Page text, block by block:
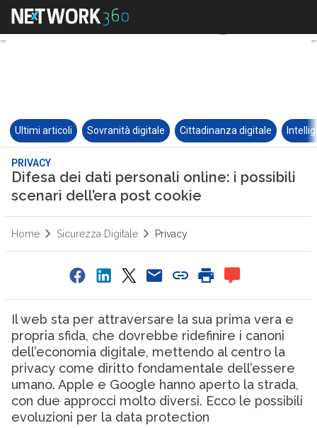
Ultimi articoli Sovranità digitale Cittadinanza digitale
PRIVACY
Difesa dei dati personali online: i possibili
scenari dell’era post cookie
Home Sicurezza Digitale Privacy
Il web sta per attraversare la sua prima vera e
propria sfida, che dovrebbe ridefinire i canoni
dell’economia digitale, mettendo al centro la
privacy come diritto fondamentale dell’essere
umano. Apple e Google hanno aperto la strada,
con due approcci molto diversi. Ecco le possibili
evoluzioni per la data protection